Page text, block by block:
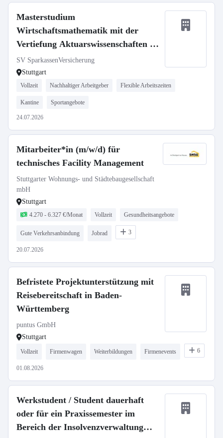
Masterstudium
Wirtschaftsmathematik mit der
Vertiefung Aktuarswissenschaften in
Kooperation mit der Universität Ulm
- Aktuarielle Steuerung
SV SparkassenVersicherung
Stuttgart
Vollzeit Nachhaltiger Arbeitgeber Flexible Arbeitszeiten
Kantine Sportangebote
24.07.2026
Mitarbeiter*in (m/w/d) für
technisches Facility Management
Stuttgarter Wohnungs- und Städtebaugesellschaft
mbH
Stuttgart
4.270 - 6.327 €/Monat Vollzeit Gesundheitsangebote
Gute Verkehrsanbindung Jobrad 3
20.07.2026
Befristete Projektunterstützung mit
Reisebereitschaft in Baden-
Württemberg
puntus GmbH
Stuttgart
Vollzeit Firmenwagen Weiterbildungen Firmenevents 6
01.08.2026
Werkstudent / Student dauerhaft
oder für ein Praxissemester im
Bereich der Insolvenzverwaltung